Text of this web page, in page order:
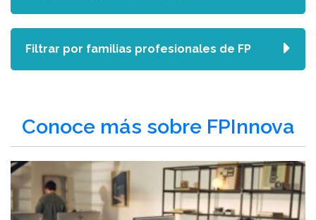
Conoce más sobre FPInnova
Filtrar por familias profesionales de FP